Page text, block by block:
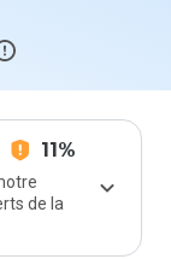
11%
de la